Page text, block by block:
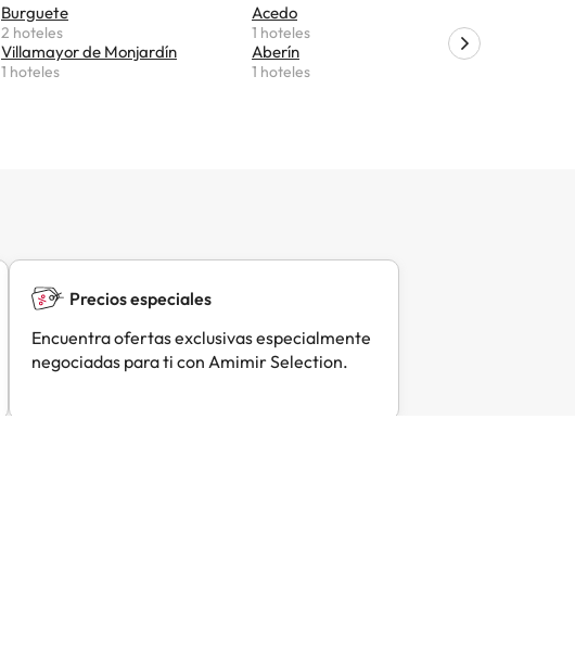
Burguete
2 hoteles
Villamayor de Monjardín
1 hoteles
Acedo
1 hoteles
Aberín
1 hoteles
Precios especiales
Encuentra ofertas exclusivas especialmente
negociadas para ti con Amimir Selection.